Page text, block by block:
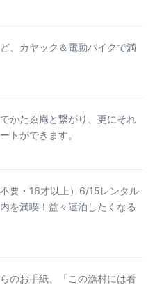
、カヤック＆電動バイクで満
かたゑ庵と繋がり、更にそれ
トができます。
要・16才以上）6/15レンタル
を満喫！益々連泊したくなる
のお手紙、「この漁村には看